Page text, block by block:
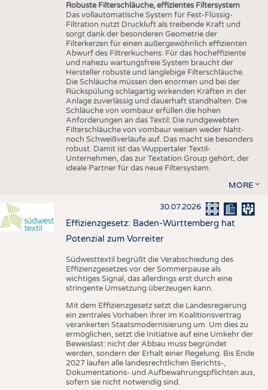
Robuste Filterschläuche, effizientes Filtersystem
Das vollautomatische System für Fest-Flüssig-
Filtration nutzt Druckluft als treibende Kraft und
sorgt dank der besonderen Geometrie der
Filterkerzen für einen außergewöhnlich effizienten
Abwurf des Filtrerkuchens. Für das hocheffiziente
und nahezu wartungsfreie System braucht der
Hersteller robuste und langlebige Filterschläuche.
Die Schläuche müssen den enormen und bei der
Rückspülung schlagartig wirkenden Kräften in der
Anlage zuverlässig und dauerhaft standhalten. Die
Schläuche von vombaur erfüllen die hohen
Anforderungen an das Textil: Die rundgewebten
Filterschläuche von vombaur weisen weder Naht-
noch Schweißverläufe auf. Das macht sie besonders
robust. Damit ist das Wuppertaler Textil-
Unternehmen, das zur Textation Group gehört, der
ideale Partner für das neue Filtersystem.
MORE
30.07.2026
Effizienzgesetz: Baden-Württemberg hat
Potenzial zum Vorreiter
Südwesttextil begrüßt die Verabschiedung des
Effizienzgesetzes vor der Sommerpause als
wichtiges Signal, das allerdings erst durch eine
stringente Umsetzung überzeugen kann.
Mit dem Effizienzgesetz setzt die Landesregierung
ein zentrales Vorhaben ihrer im Koalitionsvertrag
verankerten Staatsmodernisierung um. Um dies zu
ermöglichen, setzt die Initiative auf eine Umkehr der
Beweislast: nicht der Abbau muss begründet
werden, sondern der Erhalt einer Regelung. Bis Ende
2027 laufen alle landesrechtlichen Berichts-,
Dokumentations- und Aufbewahrungspflichten aus,
sofern sie nicht notwendig sind.